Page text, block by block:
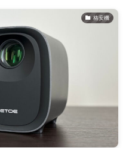
格安機